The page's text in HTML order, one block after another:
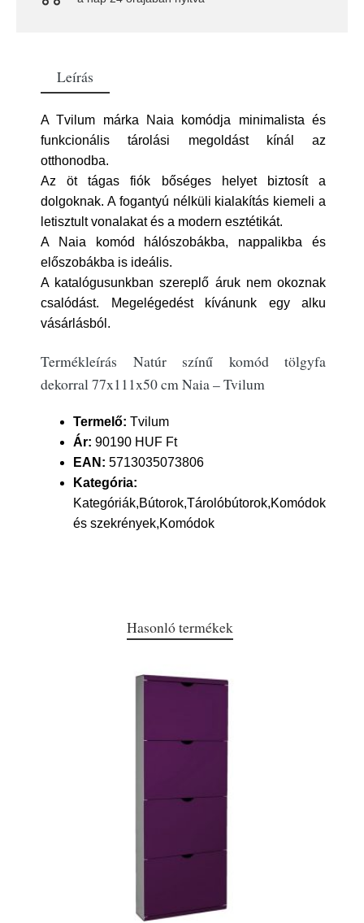
Leírás
A Tvilum márka Naia komódja minimalista és
funkcionális tárolási megoldást kínál az
otthonodba.
Az öt tágas fiók bőséges helyet biztosít a
dolgoknak. A fogantyú nélküli kialakítás kiemeli a
letisztult vonalakat és a modern esztétikát.
A Naia komód hálószobákba, nappalikba és
előszobákba is ideális.
A katalógusunkban szereplő áruk nem okoznak
csalódást. Megelégedést kívánunk egy alku
vásárlásból.
Termékleírás Natúr színű komód tölgyfa
dekorral 77x111x50 cm Naia – Tvilum
Termelő: Tvilum
Ár: 90190 HUF Ft
EAN: 5713035073806
Kategória:
Kategóriák,Bútorok,Tárolóbútorok,Komódok
és szekrények,Komódok
Hasonló termékek